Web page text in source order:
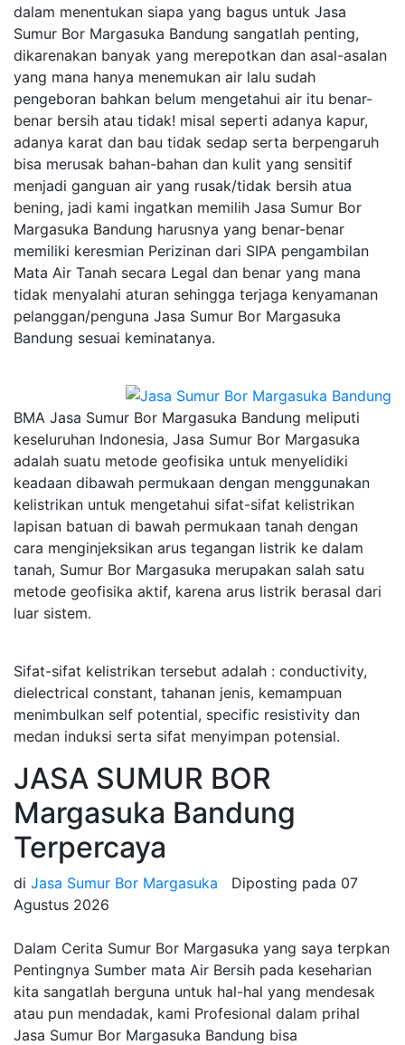
dalam menentukan siapa yang bagus untuk Jasa
Sumur Bor Margasuka Bandung sangatlah penting,
dikarenakan banyak yang merepotkan dan asal-asalan
yang mana hanya menemukan air lalu sudah
pengeboran bahkan belum mengetahui air itu benar-
benar bersih atau tidak! misal seperti adanya kapur,
adanya karat dan bau tidak sedap serta berpengaruh
bisa merusak bahan-bahan dan kulit yang sensitif
menjadi ganguan air yang rusak/tidak bersih atua
bening, jadi kami ingatkan memilih Jasa Sumur Bor
Margasuka Bandung harusnya yang benar-benar
memiliki keresmian Perizinan dari SIPA pengambilan
Mata Air Tanah secara Legal dan benar yang mana
tidak menyalahi aturan sehingga terjaga kenyamanan
pelanggan/penguna Jasa Sumur Bor Margasuka
Bandung sesuai keminatanya.
BMA Jasa Sumur Bor Margasuka Bandung meliputi
keseluruhan Indonesia, Jasa Sumur Bor Margasuka
adalah suatu metode geofisika untuk menyelidiki
keadaan dibawah permukaan dengan menggunakan
kelistrikan untuk mengetahui sifat-sifat kelistrikan
lapisan batuan di bawah permukaan tanah dengan
cara menginjeksikan arus tegangan listrik ke dalam
tanah, Sumur Bor Margasuka merupakan salah satu
metode geofisika aktif, karena arus listrik berasal dari
luar sistem.
Sifat-sifat kelistrikan tersebut adalah : conductivity,
dielectrical constant, tahanan jenis, kemampuan
menimbulkan self potential, specific resistivity dan
medan induksi serta sifat menyimpan potensial.
JASA SUMUR BOR
Margasuka Bandung
Terpercaya
di Jasa Sumur Bor Margasuka Diposting pada 07
Agustus 2026
Dalam Cerita Sumur Bor Margasuka yang saya terpkan
Pentingnya Sumber mata Air Bersih pada keseharian
kita sangatlah berguna untuk hal-hal yang mendesak
atau pun mendadak, kami Profesional dalam prihal
Jasa Sumur Bor Margasuka Bandung bisa